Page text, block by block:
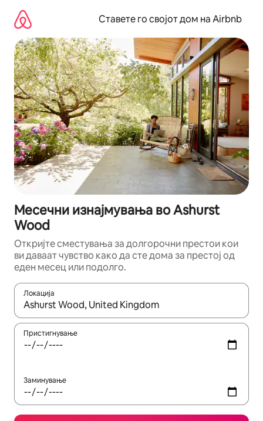
содржина
Ставете го својот дом на Airbnb
Месечни изнајмувања во Ashurst
Wood
Откријте сместувања за долгорочни престои кои
ви даваат чувство како да сте дома за престој од
еден месец или подолго.
Локација
Кога резултатите се достапни, движете се со копчињата
Пристигнување
Заминување